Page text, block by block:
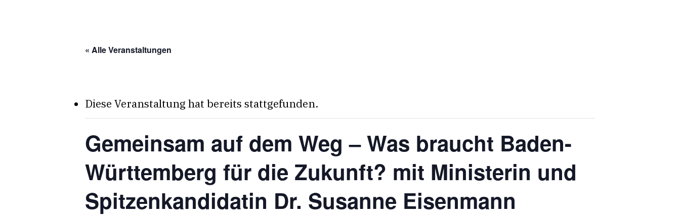
« Alle Veranstaltungen
Diese Veranstaltung hat bereits stattgefunden.
Gemeinsam auf dem Weg – Was braucht Baden-
Württemberg für die Zukunft? mit Ministerin und
Spitzenkandidatin Dr. Susanne Eisenmann